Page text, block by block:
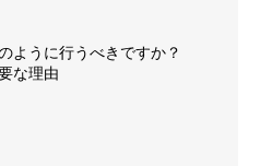
ように行うべきですか？
な理由